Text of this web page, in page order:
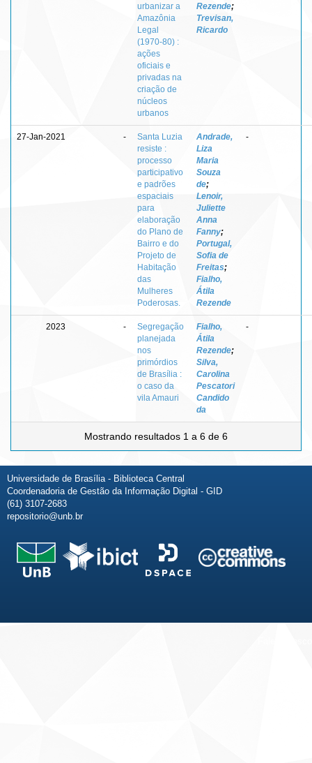
urbanizar a
Amazônia
Legal
(1970-80) :
ações
oficiais e
privadas na
criação de
núcleos
urbanos
Rezende;
Trevisan,
Ricardo
27-Jan-2021 -
Santa Luzia
resiste :
processo
participativo
e padrões
espaciais
para
elaboração
do Plano de
Bairro e do
Projeto de
Habitação
das
Mulheres
Poderosas.
Andrade,
Liza
Maria
Souza
de;
Lenoir,
Juliette
Anna
Fanny;
Portugal,
Sofia de
Freitas;
Fialho,
Átila
Rezende
-
2023 -
Segregação
planejada
nos
primórdios
de Brasília :
o caso da
vila Amauri
Fialho,
Átila
Rezende;
Silva,
Carolina
Pescatori
Candido
da
-
Mostrando resultados 1 a 6 de 6
Universidade de Brasília - Biblioteca Central
Coordenadoria de Gestão da Informação Digital - GID
(61) 3107-2683
repositorio@unb.br